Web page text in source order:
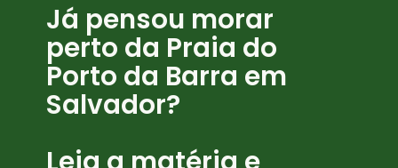
Já pensou morar
perto da Praia do
Porto da Barra em
Salvador?